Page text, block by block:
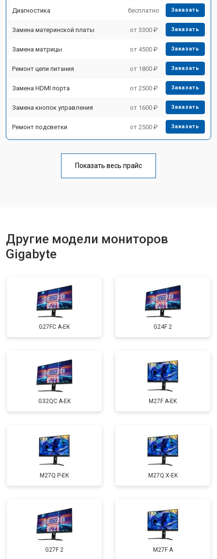
Диагностика бесплатно Заказать
Замена материнской платы от 3300 ₽ Заказать
Замена матрицы от 4500 ₽ Заказать
Ремонт цепи питания от 1800 ₽ Заказать
Замена HDMI порта от 2500 ₽ Заказать
Замена кнопок управления от 1600 ₽ Заказать
Ремонт подсветки от 2500 ₽ Заказать
Показать весь прайс
Другие модели мониторов
Gigabyte
G27FC A-EK G24F 2
G32QC A-EK M27F A-EK
M27Q P-EK M27Q X-EK
G27F 2 M27F A